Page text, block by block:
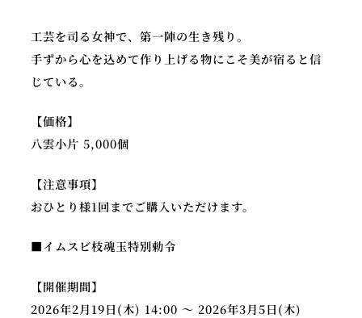
工芸を司る女神で、第一陣の生き残り。
手ずから心を込めて作り上げる物にこそ美が宿ると信
じている。
【価格】
八雲小片 5,000個
【注意事項】
おひとり様1回までご購入いただけます。
■イムスビ枝魂玉特別勅令
【開催期間】
2026年2月19日(木) 14:00 ～ 2026年3月5日(木)